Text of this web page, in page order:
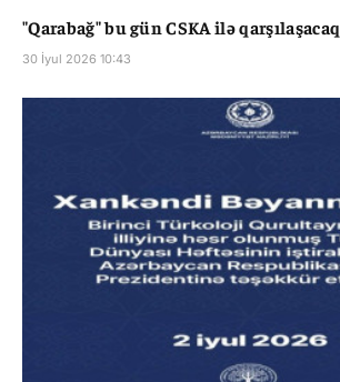
"Qarabağ" bu gün CSKA ilə qarşılaşacaq
30 İyul 2026 10:43